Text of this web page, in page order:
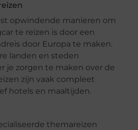
opwindende manieren om
te reizen is door een
door Europa te maken.
landen en steden
je zorgen te maken over de
zijn vaak compleet
hotels en maaltijden.
themareizen